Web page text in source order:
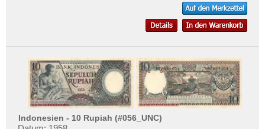
Indonesien - 10 Rupiah (#056_UNC)